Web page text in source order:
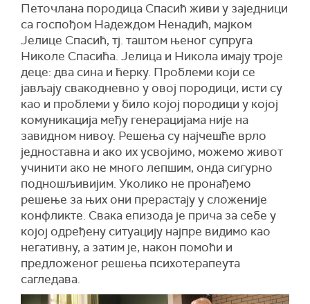
Петочлана породица Спасић живи у заједници
са госпођом Надеждом Ненадић, мајком
Јелице Спасић, тј. таштом њеног супруга
Николе Спасића. Јелица и Никола имају троје
деце: два сина и ћерку. Проблеми који се
јављају свакодневно у овој породици, исти су
као и проблеми у било којој породици у којој
комуникација међу генерацијама није на
завидном нивоу. Решења су најчешће врло
једноставна и ако их усвојимо, можемо живот
учинити ако не много лепшим, онда сигурно
подношљивијим. Уколико не пронађемо
решење за њих они прерастају у сложеније
конфликте. Свака епизода је прича за себе у
којој одређену ситуацију најпре видимо као
негативну, а затим је, након помоћи и
предложеног решења психотерапеута
сагледава.